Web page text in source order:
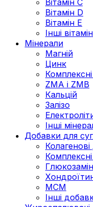
Вітамін D
Вітамін Е
Інші
Мінерали
Магній
Цинк
ZMA і ZMB
Кальцій
Залізо
Інші
Добавки для
Глюкозамін
МСМ
Інші